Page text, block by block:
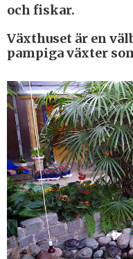
och fiskar.
Växthuset är en
pampiga växter